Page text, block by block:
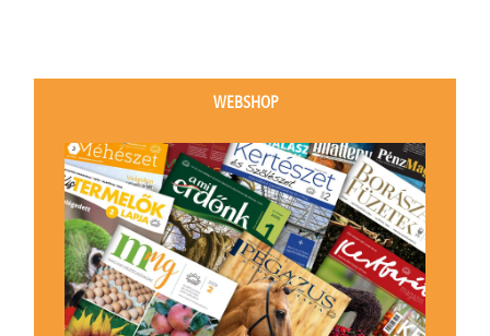
WEBSHOP